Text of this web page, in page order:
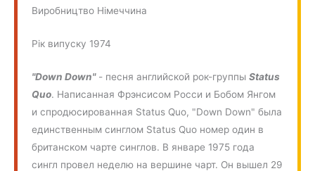
Виробництво Німеччина
Рік випуску 1974
"Down Down"- песня английской рок-группыStatus
Quo. Написанная Фрэнсисом Росси и Бобом Янгом
и спродюсированная Status Quo, "Down Down" была
единственным синглом Status Quo номер один в
британском чарте синглов. В январе 1975 года
сингл провел неделю на вершине чарт. Он вышел 29